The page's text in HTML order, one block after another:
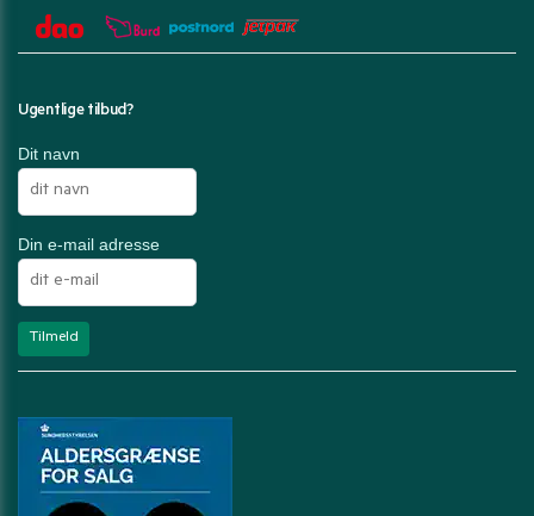
Ugentlige tilbud?
Dit navn
Din e-mail adresse